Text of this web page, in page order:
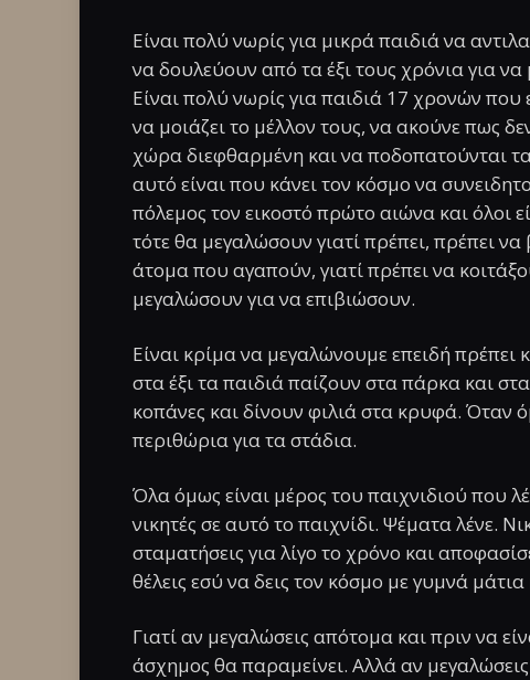
Είναι πολύ νωρίς για μικρά παιδιά να
να δουλεύουν από τα έξι τους χρόνια για
Είναι πολύ νωρίς για παιδιά 17 χρονών
να μοιάζει το μέλλον τους, να ακούνε πως
χώρα διεφθαρμένη και να ποδοπατούνται
αυτό είναι που κάνει τον κόσμο να
πόλεμος τον εικοστό πρώτο αιώνα και όλοι
τότε θα μεγαλώσουν γιατί πρέπει, πρέπει
άτομα που αγαπούν, γιατί πρέπει να
μεγαλώσουν για να επιβιώσουν.
Είναι κρίμα να μεγαλώνουμε επειδή πρέπει
στα έξι τα παιδιά παίζουν στα πάρκα και
κοπάνες και δίνουν φιλιά στα κρυφά. Όταν
περιθώρια για τα στάδια.
Όλα όμως είναι μέρος του παιχνιδιού που
νικητές σε αυτό το παιχνίδι. Ψέματα λένε.
σταματήσεις για λίγο το χρόνο και
θέλεις εσύ να δεις τον κόσμο με γυμνά
Γιατί αν μεγαλώσεις απότομα και πριν να
άσχημος θα παραμείνει. Αλλά αν